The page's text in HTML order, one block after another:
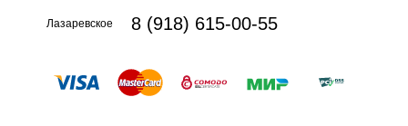
Лазаревское 8 (918) 615-00-55